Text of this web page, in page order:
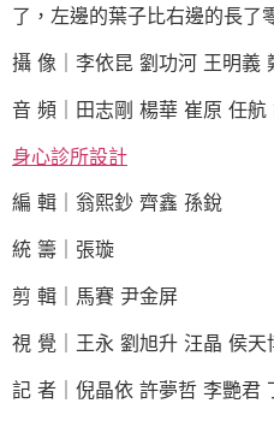
了，左邊的葉子比右邊的長
攝 像｜李依昆 劉功河 王明義
音 頻｜田志剛 楊華 崔原 任航
身心診所設計
編 輯｜翁熙鈔 齊鑫 孫銳
統 籌｜張璇
剪 輯｜馬賽 尹金屏
視 覺｜王永 劉旭升 汪晶 侯天
記 者｜倪晶依 許夢哲 李艷君